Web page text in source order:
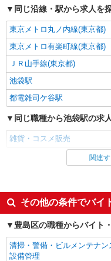
キープ
派遣社員
株式会社シーエーセールス
時給
キープ
株式会社シーエーセールス
時給1500円 【月
7.5H×22
例です。
武百貨店
同じ沿線・駅から求人を
東京メトロ丸ノ内線(東京都)
東京メトロ有楽町線(東京都)
ＪＲ山手線(東京都)
池袋駅
都電雑司ケ谷駅
同じ職種から池袋駅の求
雑貨・コスメ販売
同じ雇用形態から池袋駅
同じ特徴から池袋駅の求
高収入・高額
上場企業・上場企業のグルー
社
関連
その他の条件でバイ
豊島区の職種からバイト
清掃・警備・ビルメンテナン
設備管理